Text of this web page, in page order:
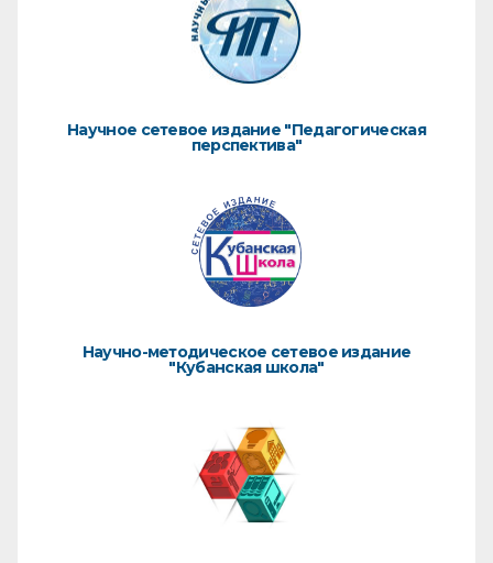
Научное сетевое издание "Педагогическая
перспектива"
Научно-методическое сетевое издание
"Кубанская школа"